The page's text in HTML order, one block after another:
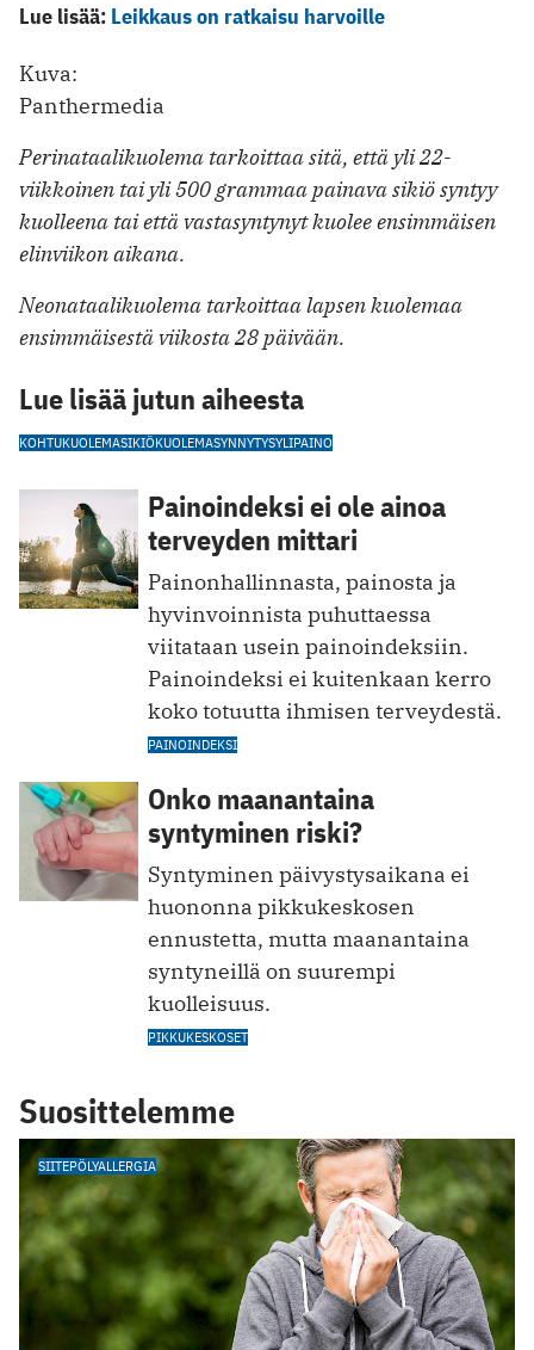
Lue lisää: Leikkaus on ratkaisu harvoille
Kuva:
Panthermedia
Perinataalikuolema tarkoittaa sitä, että yli 22-
viikkoinen tai yli 500 grammaa painava sikiö syntyy
kuolleena tai että vastasyntynyt kuolee ensimmäisen
elinviikon aikana.
Neonataalikuolema tarkoittaa lapsen kuolemaa
ensimmäisestä viikosta 28 päivään.
Lue lisää jutun aiheesta
KOHTUKUOLEMASIKIÖKUOLEMASYNNYTYSYLIPAINO
Painoindeksi ei ole ainoa
terveyden mittari
Painonhallinnasta, painosta ja
hyvinvoinnista puhuttaessa
viitataan usein painoindeksiin.
Painoindeksi ei kuitenkaan kerro
koko totuutta ihmisen terveydestä.
PAINOINDEKSI
Onko maanantaina
syntyminen riski?
Syntyminen päivystysaikana ei
huononna pikkukeskosen
ennustetta, mutta maanantaina
syntyneillä on suurempi
kuolleisuus.
PIKKUKESKOSET
Suosittelemme
SIITEPÖLYALLERGIA